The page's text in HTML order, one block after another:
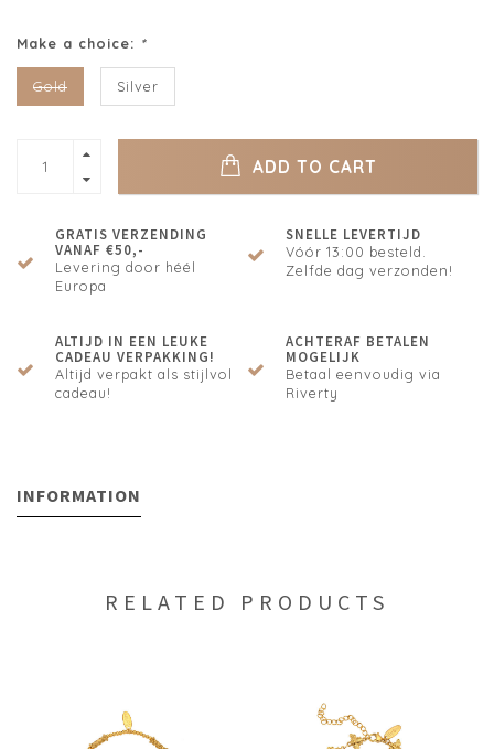
Make a choice: *
Gold Silver
ADD TO CART
GRATIS VERZENDING
VANAF €50,-
Levering door héél
Europa
SNELLE LEVERTIJD
Vóór 13:00 besteld.
Zelfde dag verzonden!
ALTIJD IN EEN LEUKE
CADEAU VERPAKKING!
Altijd verpakt als stijlvol
cadeau!
ACHTERAF BETALEN
MOGELIJK
Betaal eenvoudig via
Riverty
INFORMATION
RELATED PRODUCTS